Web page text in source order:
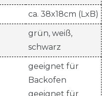
ca. 38x18cm (LxB)
grün, weiß,
schwarz
geeignet für
Backofen
geeignet für